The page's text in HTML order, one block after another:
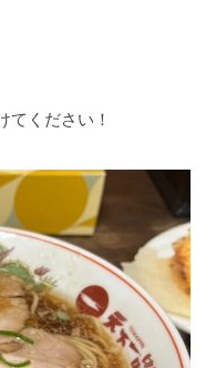
てください！